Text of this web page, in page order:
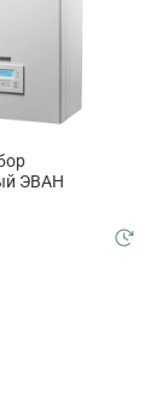
ЭВАН